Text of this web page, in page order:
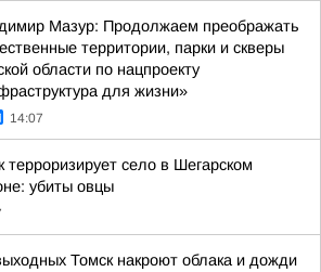
Мазур: Продолжаем преображать
территории, парки и скверы
области по нацпроекту
для жизни»
14:07
терроризирует село в Шегарском
убиты овцы
Томск накроют облака и дожди